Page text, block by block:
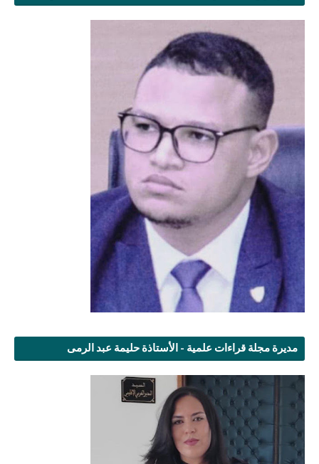
مديرة مجلة قراءات علمية - الأستاذة حليمة عبد الرمى